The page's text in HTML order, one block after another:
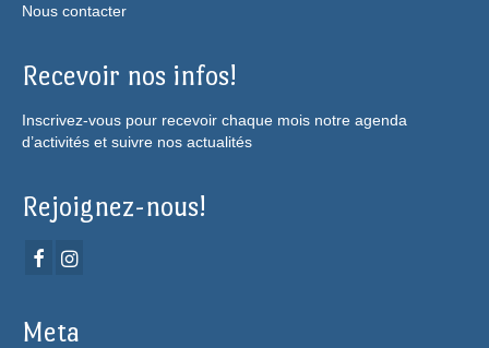
Nous contacter
Recevoir nos infos!
Inscrivez-vous pour recevoir chaque mois notre agenda
d’activités et suivre nos actualités
Rejoignez-nous!
Meta